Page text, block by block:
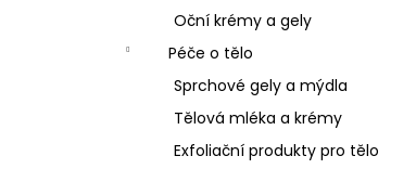
Oční krémy a gely
Péče o tělo
Sprchové gely a mýdla
Tělová mléka a krémy
Exfoliační produkty pro tělo